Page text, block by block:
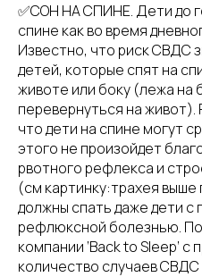
✅СОН НА СПИНЕ. Дети до
спине как во время
Известно, что риск СВДС
детей, которые спят на
животе или боку (лежа на
перевернуться на
что дети на спине могут
этого не произойдет
рвотного рефлекса и
(см картинку:трахея
должны спать даже дети с
рефлюксной болезнью.
компании ‘Back to Sleep’
количество случаев СВДС